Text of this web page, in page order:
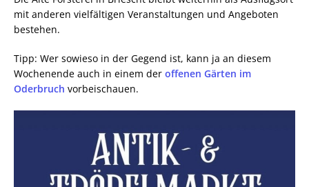
mit anderen vielfältigen Veranstaltungen und Angeboten
bestehen.
Tipp: Wer sowieso in der Gegend ist, kann ja an diesem
Wochenende auch in einem der offenen Gärten im
Oderbruch vorbeischauen.